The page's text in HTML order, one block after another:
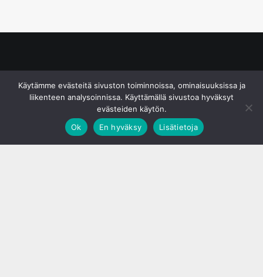
Käytämme evästeitä sivuston toiminnoissa, ominaisuuksissa ja
liikenteen analysoinnissa. Käyttämällä sivustoa hyväksyt
evästeiden käytön.
Ok
En hyväksy Lisätietoja